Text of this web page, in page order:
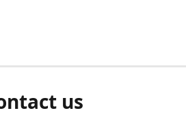
us